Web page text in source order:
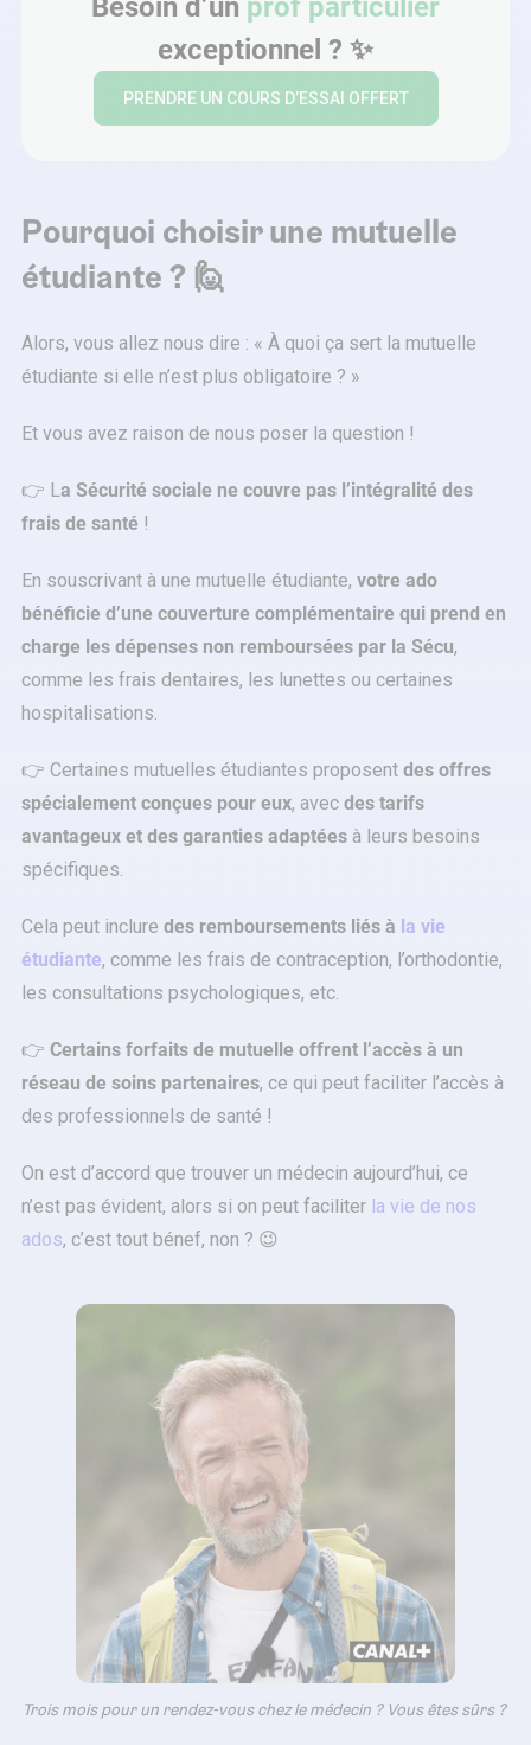
Besoin d’un prof particulier
exceptionnel ? ✨
PRENDRE UN COURS D’ESSAI OFFERT
Pourquoi choisir une mutuelle
étudiante ? 🙋
Alors, vous allez nous dire : « À quoi ça sert la mutuelle
étudiante si elle n’est plus obligatoire ? »
Et vous avez raison de nous poser la question !
👉 La Sécurité sociale ne couvre pas l’intégralité des
frais de santé !
En souscrivant à une mutuelle étudiante, votre ado
bénéficie d’une couverture complémentaire qui prend en
charge les dépenses non remboursées par la Sécu,
comme les frais dentaires, les lunettes ou certaines
hospitalisations.
👉 Certaines mutuelles étudiantes proposent des offres
spécialement conçues pour eux, avec des tarifs
avantageux et des garanties adaptées à leurs besoins
spécifiques.
Cela peut inclure des remboursements liés à la vie
étudiante, comme les frais de contraception, l’orthodontie,
les consultations psychologiques, etc.
👉 Certains forfaits de mutuelle offrent l’accès à un
réseau de soins partenaires, ce qui peut faciliter l’accès à
des professionnels de santé !
On est d’accord que trouver un médecin aujourd’hui, ce
n’est pas évident, alors si on peut faciliter la vie de nos
ados, c’est tout bénef, non ? 😉
Trois mois pour un rendez-vous chez le médecin ? Vous êtes sûrs ?